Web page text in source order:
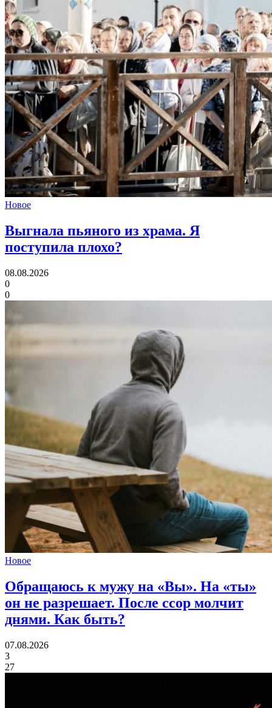
Новое
Выгнала пьяного из храма. Я
поступила плохо?
08.08.2026
0
0
Новое
Обращаюсь к мужу на «Вы». На «ты»
он не разрешает. После ссор молчит
днями. Как быть?
07.08.2026
3
27